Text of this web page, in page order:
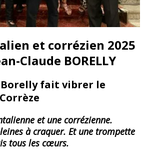
et corrézien 2025
Claude BORELLY
Borelly fait vibrer le
et une corrézienne.
à craquer. Et une trompette
tous les cœurs.